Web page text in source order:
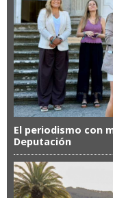
El periodismo con
Deputación